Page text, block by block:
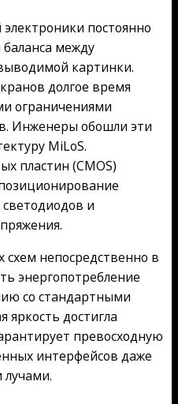
постоянно
баланса между
картинки.
долгое время
ограничениями
Инженеры обошли эти
MiLoS.
пластин (CMOS)
и
непосредственно в
энергопотребление
со стандартными
достигла
превосходную
интерфейсов даже